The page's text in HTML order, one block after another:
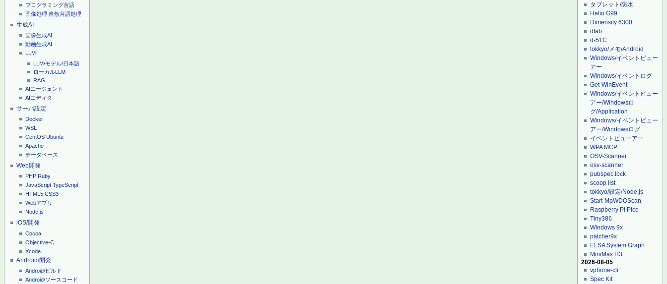
プログラミング言語
画像処理 自然言語処理
生成AI
画像生成AI
動画生成AI
LLM
LLM/モデル/日本語
ローカルLLM
RAG
AIエージェント
AIエディタ
サーバ設定
Docker
WSL
CentOS Ubuntu
Apache
データベース
Web開発
PHP Ruby
JavaScript TypeScript
HTML5 CSS3
Webアプリ
Node.js
iOS/開発
Cocoa
Objective-C
Xcode
Android/開発
Android/ビルド
Android/ソースコード
タブレット/防水
Helio G99
Dimensity 6300
dtab
d-51C
tokkyo/メモ/Android
Windows/イベントビュー
アー
Windows/イベントログ
Get-WinEvent
Windows/イベントビュー
アー/Windowsロ
グ/Application
Windows/イベントビュー
アー/Windowsログ
イベントビューアー
WPA MCP
OSV-Scanner
osv-scanner
pubspec.lock
scoop list
tokkyo/設定/Node.js
Start-MpWDOScan
Raspberry Pi Pico
Tiny386
Windows 9x
patcher9x
ELSA System Graph
MiniMax H3
2026-08-05
vphone-cli
Spec Kit